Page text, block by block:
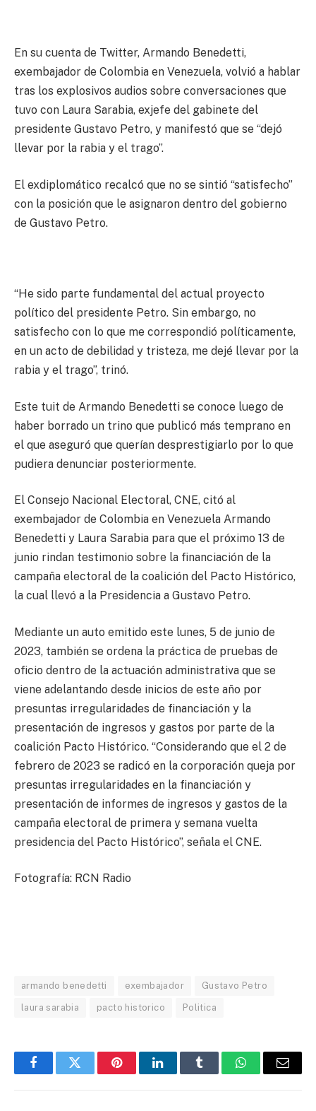
En su cuenta de Twitter, Armando Benedetti,
exembajador de Colombia en Venezuela, volvió a hablar
tras los explosivos audios sobre conversaciones que
tuvo con Laura Sarabia, exjefe del gabinete del
presidente Gustavo Petro, y manifestó que se “dejó
llevar por la rabia y el trago”.
El exdiplomático recalcó que no se sintió “satisfecho”
con la posición que le asignaron dentro del gobierno
de Gustavo Petro.
“He sido parte fundamental del actual proyecto
político del presidente Petro. Sin embargo, no
satisfecho con lo que me correspondió políticamente,
en un acto de debilidad y tristeza, me dejé llevar por la
rabia y el trago”, trinó.
Este tuit de Armando Benedetti se conoce luego de
haber borrado un trino que publicó más temprano en
el que aseguró que querían desprestigiarlo por lo que
pudiera denunciar posteriormente.
El Consejo Nacional Electoral, CNE, citó al
exembajador de Colombia en Venezuela Armando
Benedetti y Laura Sarabia para que el próximo 13 de
junio rindan testimonio sobre la financiación de la
campaña electoral de la coalición del Pacto Histórico,
la cual llevó a la Presidencia a Gustavo Petro.
Mediante un auto emitido este lunes, 5 de junio de
2023, también se ordena la práctica de pruebas de
oficio dentro de la actuación administrativa que se
viene adelantando desde inicios de este año por
presuntas irregularidades de financiación y la
presentación de ingresos y gastos por parte de la
coalición Pacto Histórico. “Considerando que el 2 de
febrero de 2023 se radicó en la corporación queja por
presuntas irregularidades en la financiación y
presentación de informes de ingresos y gastos de la
campaña electoral de primera y semana vuelta
presidencia del Pacto Histórico”, señala el CNE.
Fotografía: RCN Radio
armando benedetti exembajador Gustavo Petro
laura sarabia pacto historico Politica
FacebookTwitter PinterestLinkedInTumblr WhatsAppEmail